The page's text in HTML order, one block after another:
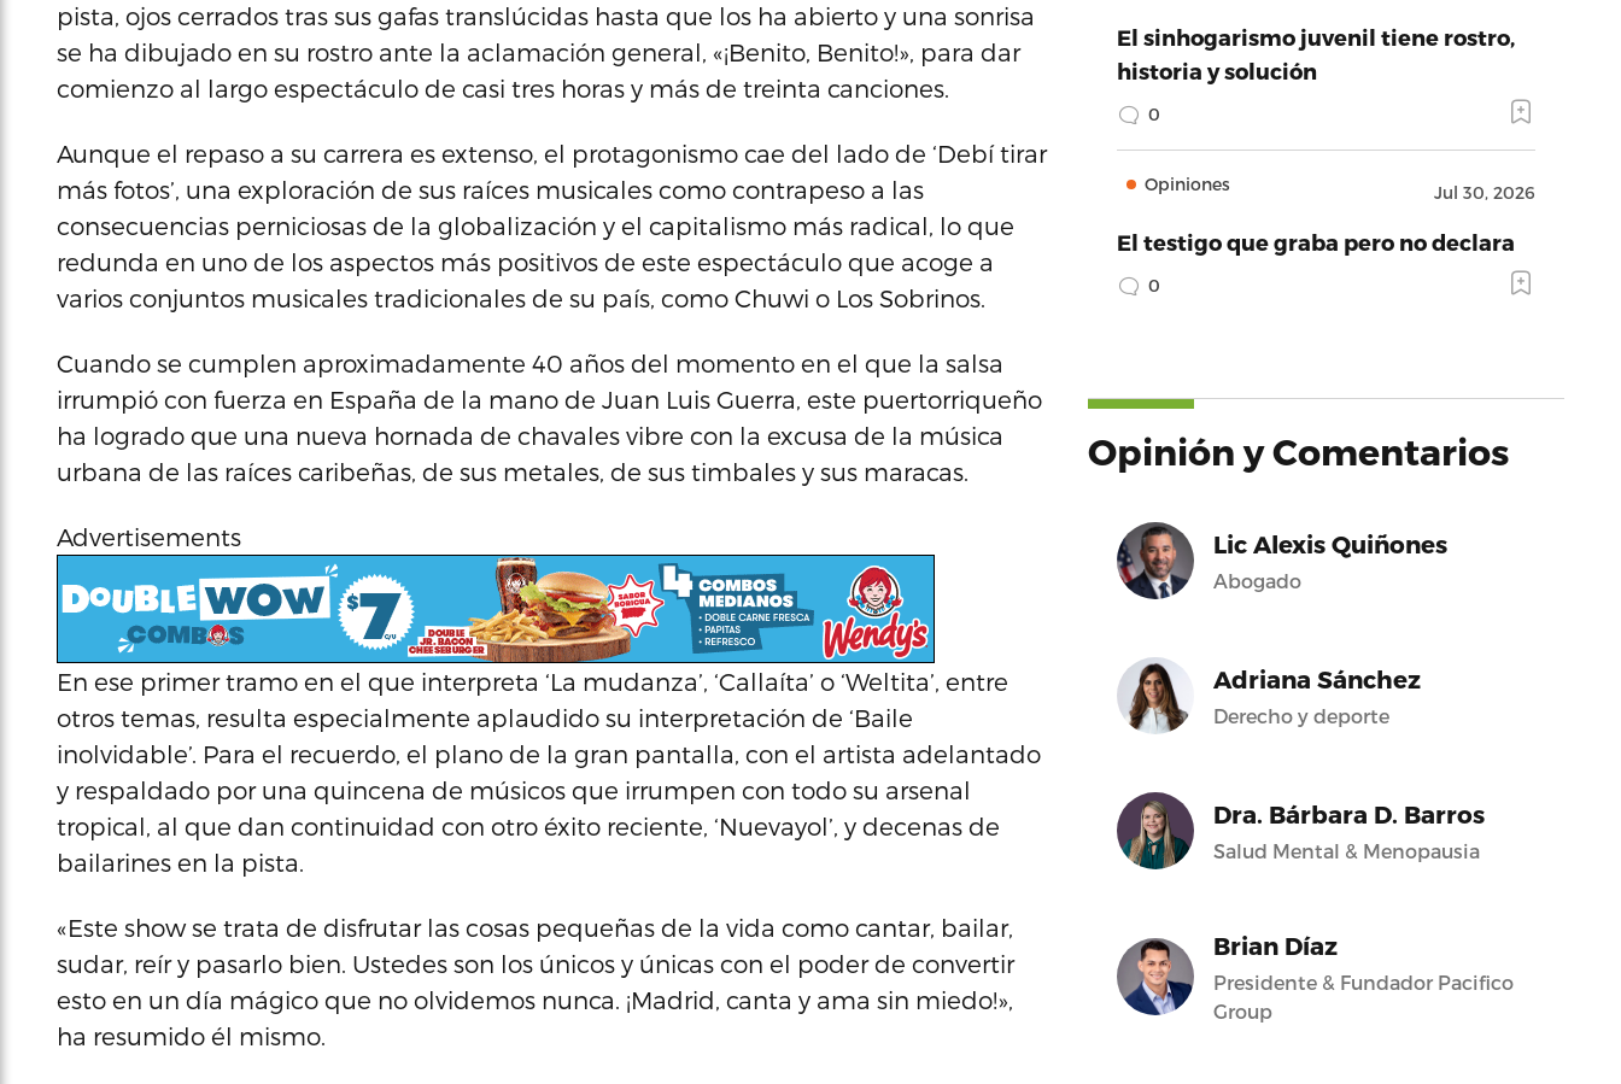
pista, ojos cerrados tras sus gafas translúcidas hasta que los ha abierto y una sonrisa
se ha dibujado en su rostro ante la aclamación general, «¡Benito, Benito!», para dar
comienzo al largo espectáculo de casi tres horas y más de treinta canciones.
Aunque el repaso a su carrera es extenso, el protagonismo cae del lado de ‘Debí tirar
más fotos’, una exploración de sus raíces musicales como contrapeso a las
consecuencias perniciosas de la globalización y el capitalismo más radical, lo que
redunda en uno de los aspectos más positivos de este espectáculo que acoge a
varios conjuntos musicales tradicionales de su país, como Chuwi o Los Sobrinos.
Cuando se cumplen aproximadamente 40 años del momento en el que la salsa
irrumpió con fuerza en España de la mano de Juan Luis Guerra, este puertorriqueño
ha logrado que una nueva hornada de chavales vibre con la excusa de la música
urbana de las raíces caribeñas, de sus metales, de sus timbales y sus maracas.
Advertisements
En ese primer tramo en el que interpreta ‘La mudanza’, ‘Callaíta’ o ‘Weltita’, entre
otros temas, resulta especialmente aplaudido su interpretación de ‘Baile
inolvidable’. Para el recuerdo, el plano de la gran pantalla, con el artista adelantado
y respaldado por una quincena de músicos que irrumpen con todo su arsenal
tropical, al que dan continuidad con otro éxito reciente, ‘Nuevayol’, y decenas de
bailarines en la pista.
«Este show se trata de disfrutar las cosas pequeñas de la vida como cantar, bailar,
sudar, reír y pasarlo bien. Ustedes son los únicos y únicas con el poder de convertir
esto en un día mágico que no olvidemos nunca. ¡Madrid, canta y ama sin miedo!»,
ha resumido él mismo.
El sinhogarismo juvenil tiene rostro,
historia y solución
0
Opiniones Jul 30, 2026
El testigo que graba pero no declara
0
Opinión y Comentarios
Lic Alexis Quiñones
Abogado
Adriana Sánchez
Derecho y deporte
Dra. Bárbara D. Barros
Salud Mental & Menopausia
Brian Díaz
Presidente & Fundador Pacifico
Group